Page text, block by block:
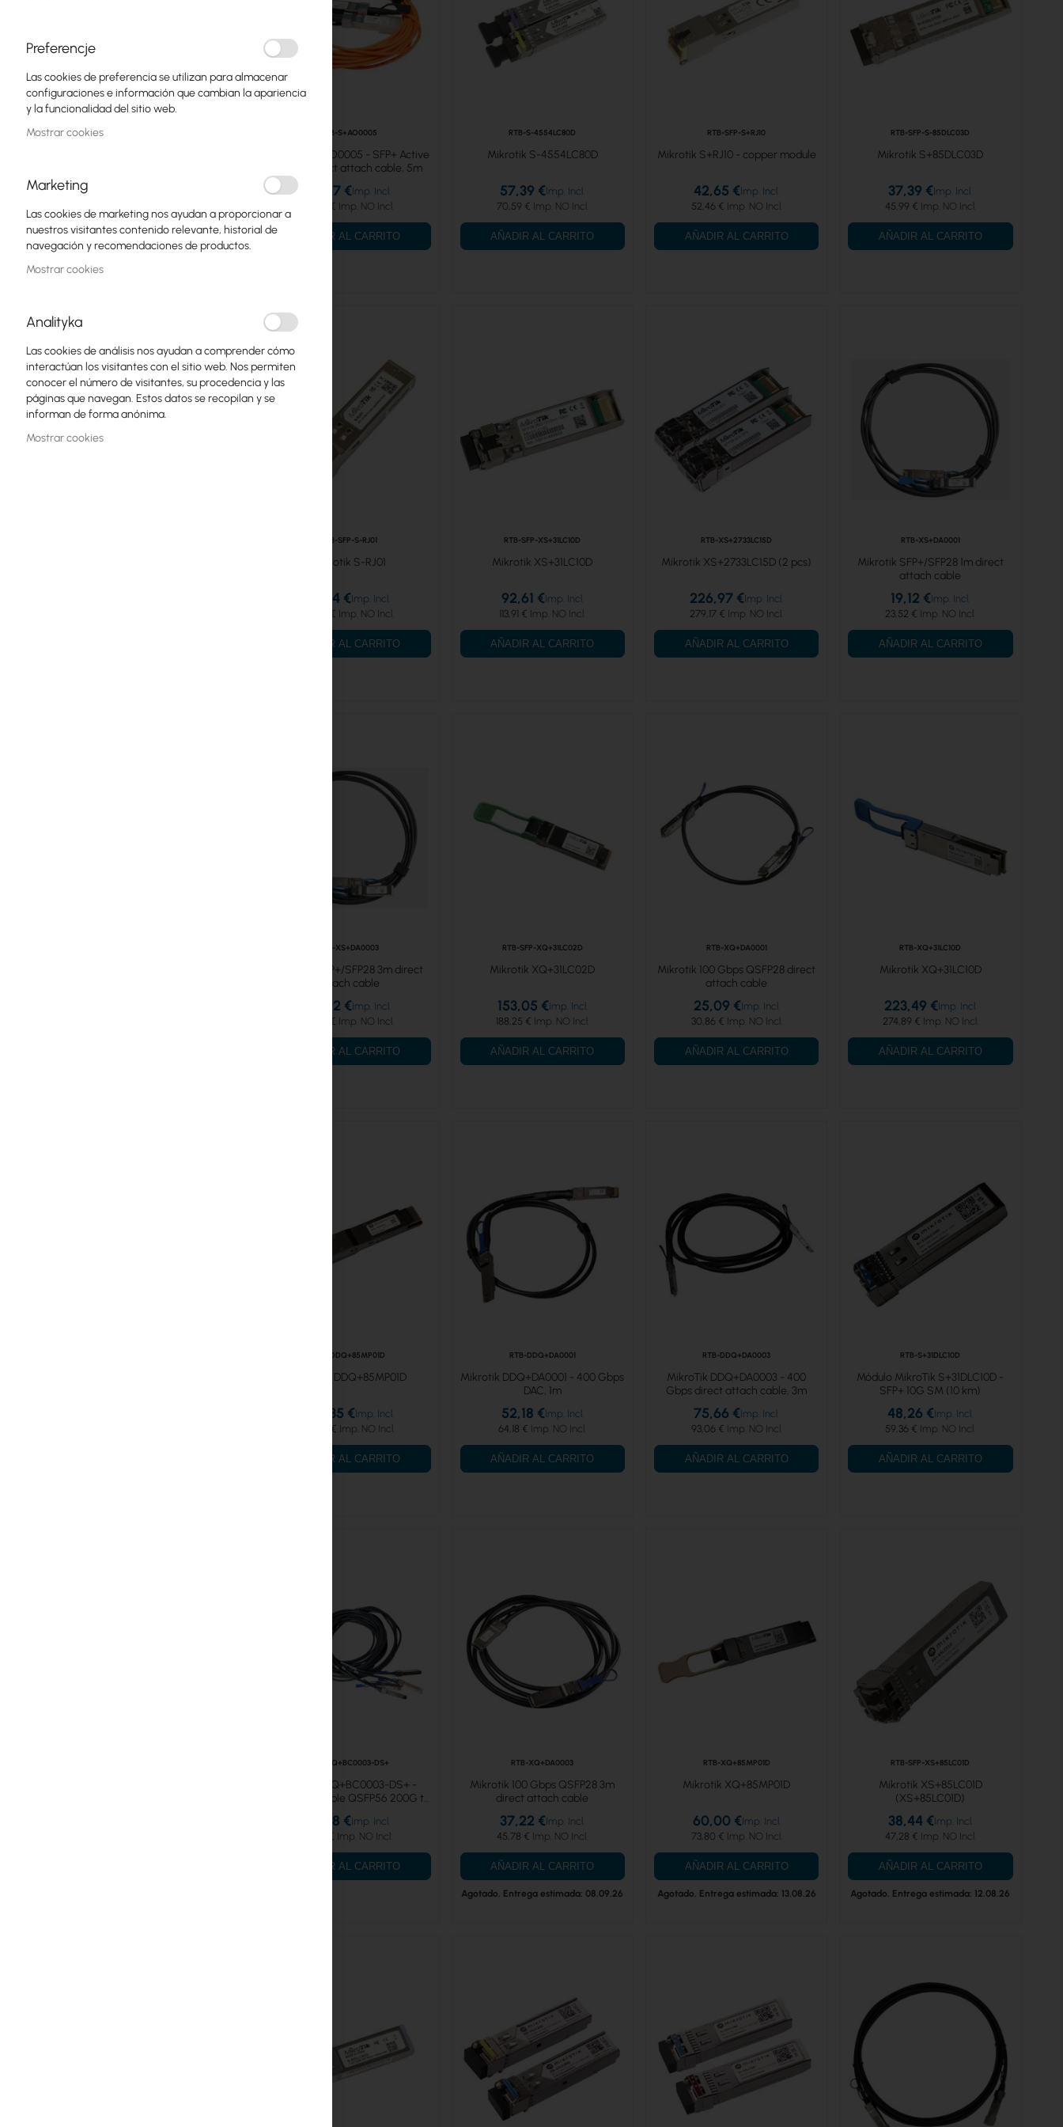
RouterBOARD Plataformas
Suministros de energía
Accesorios
mPCI, mPCIe Cartas
SFP Módulos, Cables
CWDM
Módulos SFP Singlemode
Licencias MikroTik
Transmisores Powerlines
RTB-S+AO0005
Mikrotik S+AO0005 - SFP+ Active
Optics direct attach cable, 5m
39,69 €
32,27 €
AÑADIR AL CARRITO
RTB-S-4554LC80D
Mikrotik S-4554LC80D
70,59 €
57,39 €
AÑADIR AL CARRITO
RTB-SFP-S+RJ10
Mikrotik S+RJ10 - copper module
52,46 €
42,65 €
AÑADIR AL CARRITO
RTB-SFP-S-85DLC03D
Mikrotik S+85DLC03D
45,99 €
37,39 €
AÑADIR AL CARRITO
RTB-SFP-S-RJ01
Mikrotik S-RJ01
23,42 €
19,04 €
AÑADIR AL CARRITO
RTB-SFP-XS+31LC10D
Mikrotik XS+31LC10D
113,91 €
92,61 €
AÑADIR AL CARRITO
RTB-XS+2733LC15D
Mikrotik XS+2733LC15D (2 pcs)
279,17 €
226,97 €
AÑADIR AL CARRITO
RTB-XS+DA0001
Mikrotik SFP+/SFP28 1m direct
attach cable
23,52 €
19,12 €
AÑADIR AL CARRITO
RTB-XS+DA0003
Mikrotik SFP+/SFP28 3m direct
attach cable
30,65 €
24,92 €
AÑADIR AL CARRITO
RTB-SFP-XQ+31LC02D
Mikrotik XQ+31LC02D
188,25 €
153,05 €
AÑADIR AL CARRITO
RTB-XQ+DA0001
Mikrotik 100 Gbps QSFP28 direct
attach cable
30,86 €
25,09 €
AÑADIR AL CARRITO
RTB-XQ+31LC10D
Mikrotik XQ+31LC10D
274,89 €
223,49 €
AÑADIR AL CARRITO
RTB-DDQ+85MP01D
MikroTik DDQ+85MP01D
128,35 €
104,35 €
AÑADIR AL CARRITO
RTB-DDQ+DA0001
Mikrotik DDQ+DA0001 - 400 Gbps
DAC, 1m
64,18 €
52,18 €
AÑADIR AL CARRITO
RTB-DDQ+DA0003
MikroTik DDQ+DA0003 - 400
Gbps direct attach cable, 3m
93,06 €
75,66 €
AÑADIR AL CARRITO
RTB-S+31DLC10D
Módulo MikroTik S+31DLC10D -
SFP+ 10G SM (10 km)
59,36 €
48,26 €
AÑADIR AL CARRITO
RTB-DQ+BC0003-DS+
MikroTik DQ+BC0003-DS+ -
Break-out cable QSFP56 200G to
64,18 €
52,18 €
AÑADIR AL CARRITO
RTB-XQ+DA0003
Mikrotik 100 Gbps QSFP28 3m
direct attach cable
Agotado. Entrega estimada: 08.09.26
45,78 €
37,22 €
AÑADIR AL CARRITO
RTB-XQ+85MP01D
Mikrotik XQ+85MP01D
Agotado. Entrega estimada: 13.08.26
73,80 €
60,00 €
AÑADIR AL CARRITO
RTB-SFP-XS+85LC01D
Mikrotik XS+85LC01D
(XS+85LC01D)
Agotado. Entrega estimada: 12.08.26
47,28 €
38,44 €
AÑADIR AL CARRITO
Preferencje
Las cookies de preferencia se utilizan para almacenar
configuraciones e información que cambian la apariencia
y la funcionalidad del sitio web.
Mostrar cookies
Marketing
Las cookies de marketing nos ayudan a proporcionar a
nuestros visitantes contenido relevante, historial de
navegación y recomendaciones de productos.
Mostrar cookies
Analityka
Las cookies de análisis nos ayudan a comprender cómo
interactúan los visitantes con el sitio web. Nos permiten
conocer el número de visitantes, su procedencia y las
páginas que navegan. Estos datos se recopilan y se
informan de forma anónima.
Mostrar cookies